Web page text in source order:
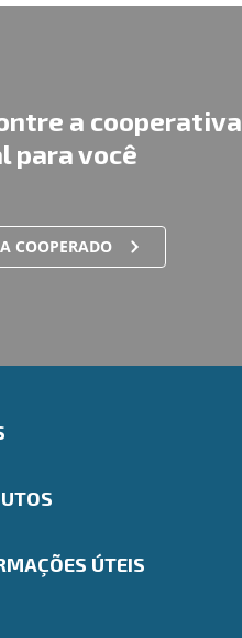
a cooperativa
para você
COOPERADO
um amigo
Conosco ÚTEIS